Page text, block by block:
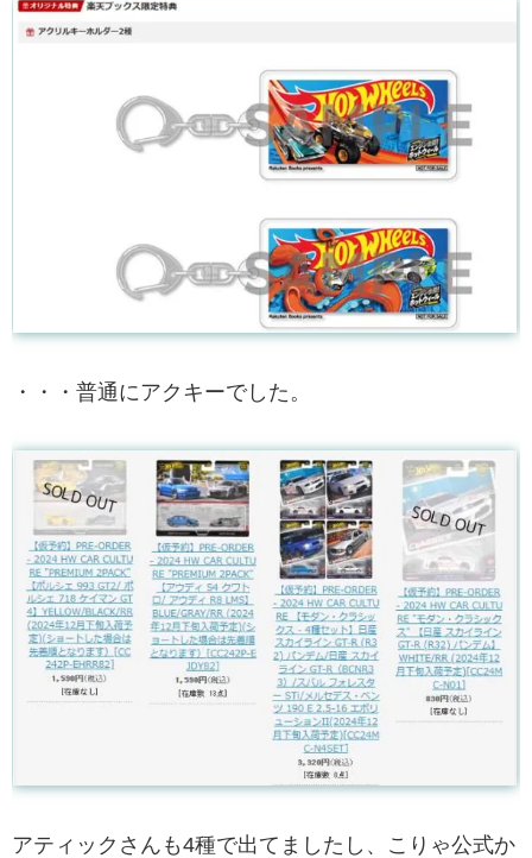
・・・普通にアクキーでした。
アティックさんも4種で出てましたし、こりゃ公式か